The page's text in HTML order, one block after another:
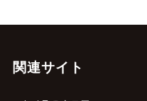
関連サイト